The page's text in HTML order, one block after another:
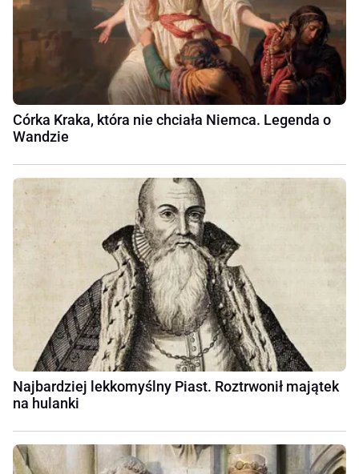
Córka Kraka, która nie chciała Niemca. Legenda o
Wandzie
Najbardziej lekkomyślny Piast. Roztrwonił majątek
na hulanki